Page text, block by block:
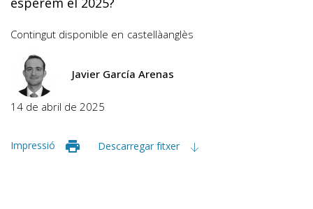
Contingut disponible en castellàanglès
Javier García Arenas
14 de abril de 2025
Impressió Descarregar fitxer